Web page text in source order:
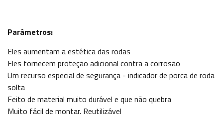
Parâmetros:
Eles aumentam a estética das rodas
Eles fornecem proteção adicional contra a corrosão
Um recurso especial de segurança - indicador de porca de roda
solta
Feito de material muito durável e que não quebra
Muito fácil de montar. Reutilizável